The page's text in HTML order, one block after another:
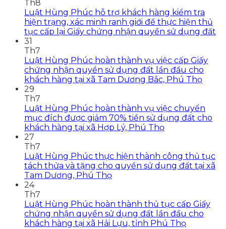
Th8
Luật Hùng Phúc hỗ trợ khách hàng kiểm tra
hiện trạng, xác minh ranh giới để thực hiện thủ
tục cấp lại Giấy chứng nhận quyền sử dụng đất
31
Th7
Luật Hùng Phúc hoàn thành vụ việc cấp Giấy
chứng nhận quyền sử dụng đất lần đầu cho
khách hàng tại xã Tam Dương Bắc, Phú Thọ
29
Th7
Luật Hùng Phúc hoàn thành vụ việc chuyển
mục đích được giảm 70% tiền sử dụng đất cho
khách hàng tại xã Hợp Lý, Phú Thọ
27
Th7
Luật Hùng Phúc thực hiện thành công thủ tục
tách thửa và tặng cho quyền sử dụng đất tại xã
Tam Dương, Phú Thọ
24
Th7
Luật Hùng Phúc hoàn thành thủ tục cấp Giấy
chứng nhận quyền sử dụng đất lần đầu cho
khách hàng tại xã Hải Lựu, tỉnh Phú Thọ